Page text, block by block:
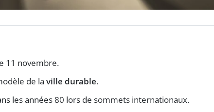
11 novembre.
de la ville durable.
les années 80 lors de sommets internationaux.